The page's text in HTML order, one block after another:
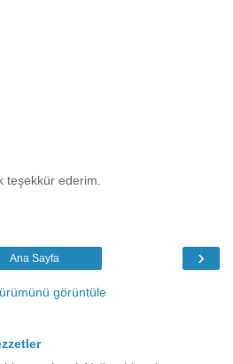
teşekkür ederim.
›
Ana Sayfa
görüntüle